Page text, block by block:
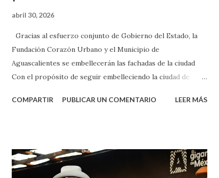
abril 30, 2026
Gracias al esfuerzo conjunto de Gobierno del Estado, la
Fundación Corazón Urbano y el Municipio de
Aguascalientes se embellecerán las fachadas de la ciudad
Con el propósito de seguir embelleciendo la ciudad de
municipal, Leo Montañez dio inicio al programa
Corazón Urbano y el Municipio capital. Leo Montañez
informó que en este programa se usarán cerca de 90 mil
COMPARTIR PUBLICAR UN COMENTARIO LEER MÁS